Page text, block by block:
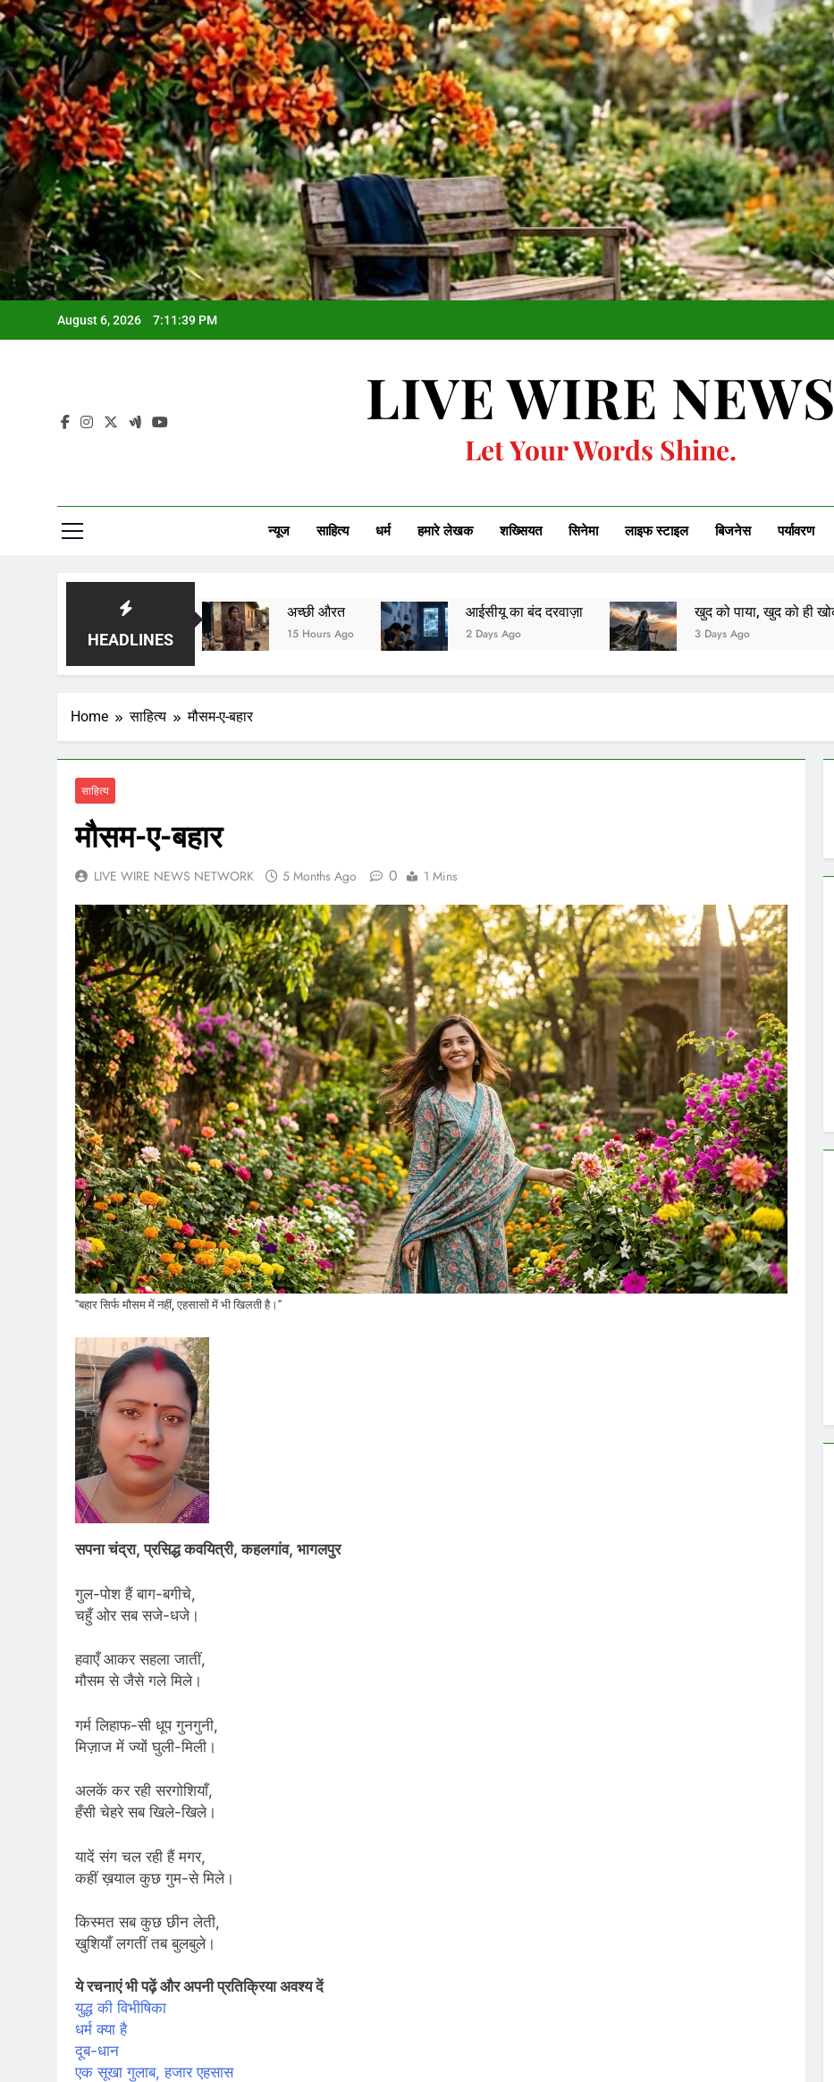
Skip
to
content
August 6, 2026 7:11:40 PM
LIVE WIRE NEWS
Let Your Words Shine.
न्यूज साहित्य धर्म हमारे लेखक शख्सियत सिनेमा लाइफ स्टाइल बिजनेस पर्यावरण
HEADLINES
अच्छी औरत
15 Hours Ago
आईसीयू का बंद दरवाज़ा
2 Days Ago
खुद को पाया, खुद को ही खोकर
3 Days Ago
Home साहित्य मौसम-ए-बहार
साहित्य
मौसम-ए-बहार
LIVE WIRE NEWS NETWORK 5 Months Ago 0 1 Mins
"बहार सिर्फ मौसम में नहीं, एहसासों में भी खिलती है।"
सपना चंद्रा, प्रसिद्ध कवयित्री, कहलगांव, भागलपुर
गुल-पोश हैं बाग-बगीचे,
चहुँ ओर सब सजे-धजे।
हवाएँ आकर सहला जातीं,
मौसम से जैसे गले मिले।
गर्म लिहाफ-सी धूप गुनगुनी,
मिज़ाज में ज्यों घुली-मिली।
अलकें कर रही सरगोशियाँ,
हँसी चेहरे सब खिले-खिले।
यादें संग चल रही हैं मगर,
कहीं ख़याल कुछ गुम-से मिले।
किस्मत सब कुछ छीन लेती,
खुशियाँ लगतीं तब बुलबुले।
ये रचनाएं भी पढ़ें और अपनी प्रतिक्रिया अवश्य दें
युद्ध की विभीषिका
धर्म क्या है
दूब-धान
एक सूखा गुलाब, हजार एहसास